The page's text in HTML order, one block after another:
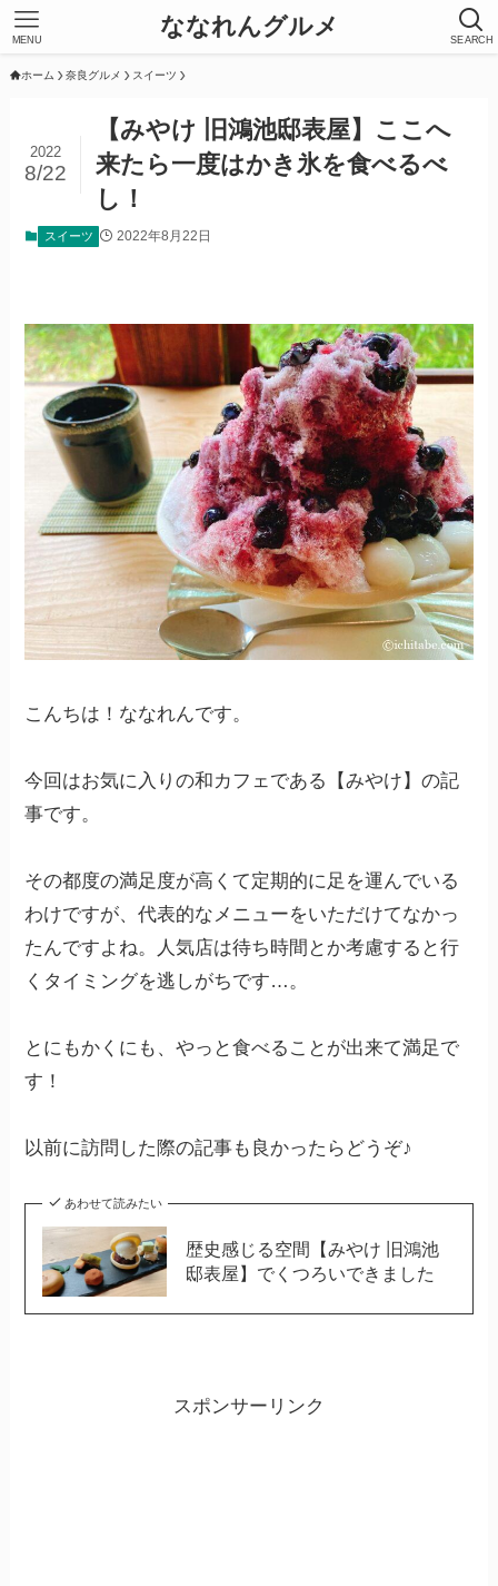
ななれんグルメ SEARCH
MENU
ホーム 奈良グルメ スイーツ
【みやけ 旧鴻池邸表屋】ここへ
来たら一度はかき氷を食べるべ
し！
2022
8/22
スイーツ 2022年8月22日
こんちは！ななれんです。
今回はお気に入りの和カフェである【みやけ】の記
事です。
その都度の満足度が高くて定期的に足を運んでいる
わけですが、代表的なメニューをいただけてなかっ
たんですよね。人気店は待ち時間とか考慮すると行
くタイミングを逃しがちです…。
とにもかくにも、やっと食べることが出来て満足で
す！
以前に訪問した際の記事も良かったらどうぞ♪
あわせて読みたい
歴史感じる空間【みやけ 旧鴻池
邸表屋】でくつろいできました
スポンサーリンク